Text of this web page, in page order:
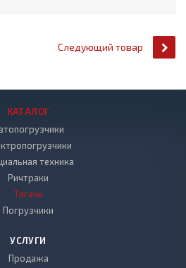
Следующий товар
КАТАЛОГ
техника
Ричтраки
Тягачи
Погрузчики
УСЛУГИ
Продажа